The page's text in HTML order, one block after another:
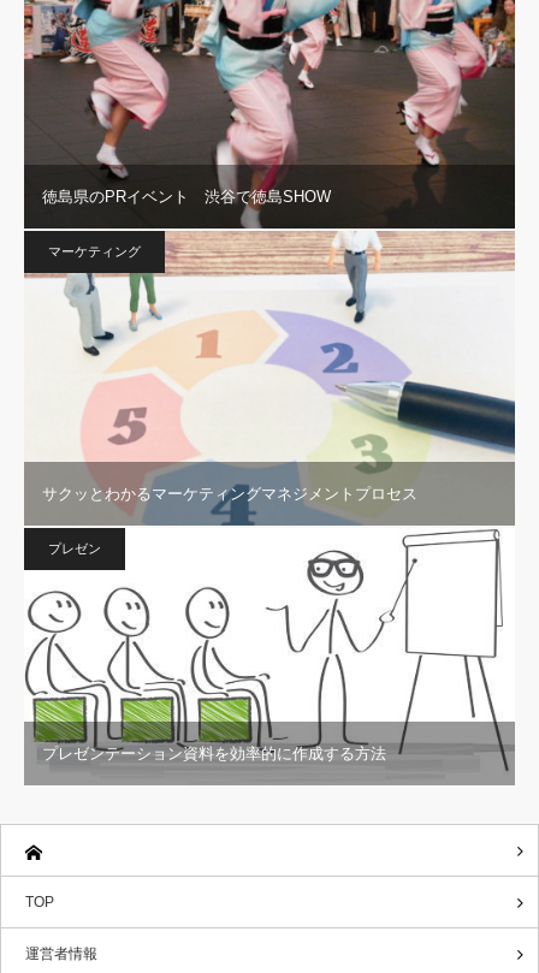
徳島県のPRイベント 渋谷で徳島SHOW
マーケティング
サクッとわかるマーケティングマネジメントプロセス
プレゼン
プレゼンテーション資料を効率的に作成する方法
TOP
運営者情報